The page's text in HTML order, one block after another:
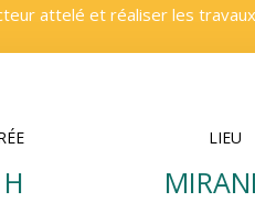
attelé et réaliser les
LIEU